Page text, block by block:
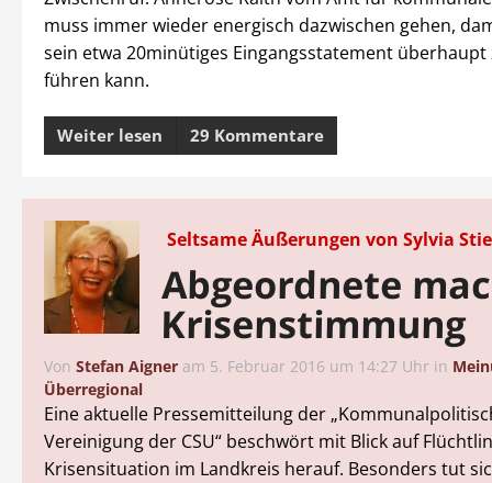
muss immer wieder energisch dazwischen gehen,
sein etwa 20minütiges Eingangsstatement überhaupt
führen kann.
Weiter lesen 29 Kommentare
Seltsame Äußerungen von Sylvia
Abgeordnete
Krisenstimmung
Von Stefan Aigner am 5. Februar 2016 um 14:27 Uhr in
Überregional
Eine aktuelle Pressemitteilung der
Vereinigung der CSU“ beschwört mit Blick auf
Krisensituation im Landkreis herauf. Besonders tut